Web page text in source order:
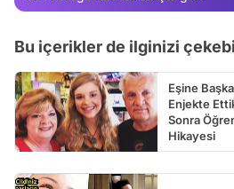
Bu içerikler de ilginizi
Eşine
Enjekte
Sonra
Hikayesi